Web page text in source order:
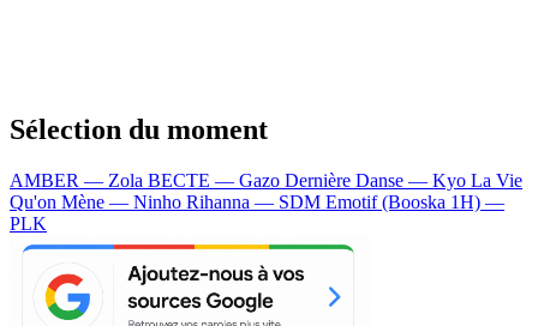
Sélection du moment
AMBER — Zola BECTE — Gazo Dernière Danse — Kyo La Vie
Qu'on Mène — Ninho Rihanna — SDM Emotif (Booska 1H) —
PLK